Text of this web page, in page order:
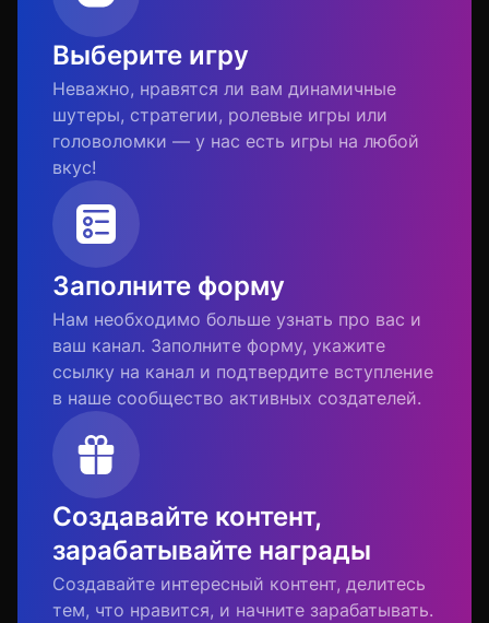
Выберите игру
Неважно, нравятся ли вам динамичные
шутеры, стратегии, ролевые игры или
головоломки — у нас есть игры на любой
вкус!
Заполните форму
Нам необходимо больше узнать про вас и
ваш канал. Заполните форму, укажите
ссылку на канал и подтвердите вступление
в наше сообщество активных создателей.
Создавайте контент,
зарабатывайте награды
Создавайте интересный контент, делитесь
тем, что нравится, и начните зарабатывать.